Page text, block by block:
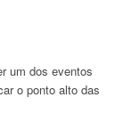
um dos eventos
o ponto alto das